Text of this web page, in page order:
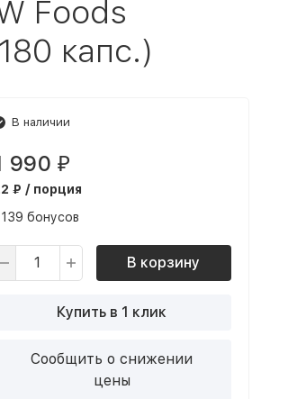
Foods
капс.)
В наличии
990 ₽
₽ / порция
бонусов
В корзину
Купить в 1 клик
Сообщить о снижении
цены